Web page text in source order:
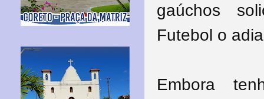
gaúchos
Futebol o
Embora